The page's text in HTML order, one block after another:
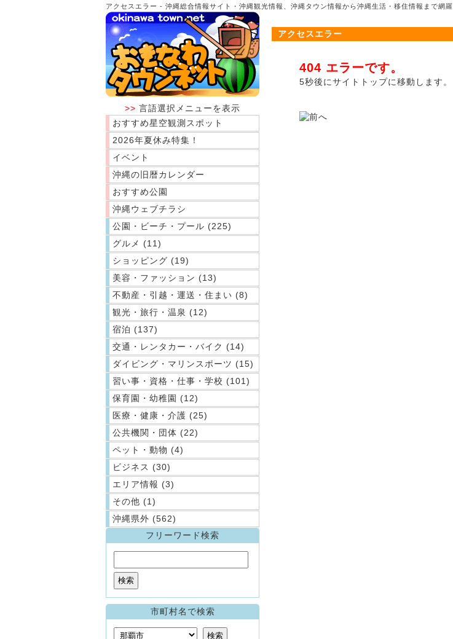
アクセスエラー - 沖縄総合情報サイト・沖縄観光情報、沖縄タウン情報から沖縄生活・移住情報まで網羅
>> 言語選択メニューを表示
おすすめ星空観測スポット
2026年夏休み特集！
イベント
沖縄の旧暦カレンダー
おすすめ公園
沖縄ウェブチラシ
公園・ビーチ・プール (225)
グルメ (11)
ショッピング (19)
美容・ファッション (13)
不動産・引越・運送・住まい (8)
観光・旅行・温泉 (12)
宿泊 (137)
交通・レンタカー・バイク (14)
ダイビング・マリンスポーツ (15)
習い事・資格・仕事・学校 (101)
保育園・幼稚園 (12)
医療・健康・介護 (25)
公共機関・団体 (22)
ペット・動物 (4)
ビジネス (30)
エリア情報 (3)
その他 (1)
沖縄県外 (562)
フリーワード検索
市町村名で検索
アクセスエラー
404 エラーです。
5秒後にサイトトップに移動します。